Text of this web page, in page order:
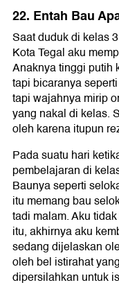
22. Entah Bau
Saat duduk di kelas
Kota Tegal aku
Anaknya tinggi putih
tapi bicaranya
tapi wajahnya mirip
yang nakal di kelas.
oleh karena itupun
Pada suatu hari
pembelajaran di
Baunya seperti
itu memang bau
tadi malam. Aku
itu, akhirnya aku
sedang dijelaskan
oleh bel istirahat
dipersilahkan untuk